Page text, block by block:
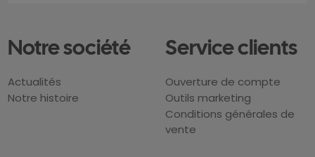
Notre société
Actualités
Notre histoire
Service clients
Ouverture de compte
Outils marketing
Conditions générales de
vente